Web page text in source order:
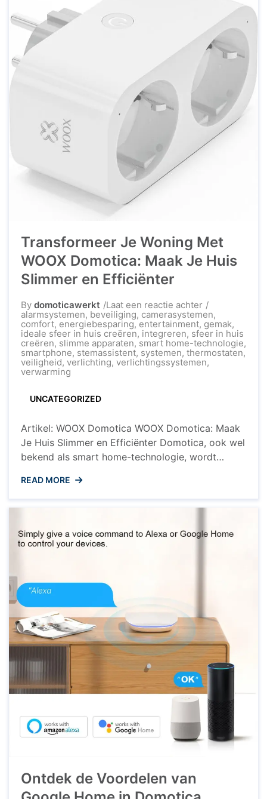
in de thuisomgeving kunnen ouderen en mensen
met ...
Transformeer Je Woning Met
WOOX Domotica: Maak Je Huis
Slimmer en Efficiënter
By domoticawerkt Laat een reactie achterop
Transformeer
Je
Woning
Met
WOOX
Domotica:
Maak
alarmsystemen, beveiliging, camerasystemen,
comfort, energiebesparing, entertainment, gemak,
ideale sfeer in huis creëren, integreren, sfeer in huis
creëren, slimme apparaten, smart home-technologie,
smartphone, stemassistent, systemen, thermostaten,
veiligheid, verlichting, verlichtingssystemen,
verwarming
UNCATEGORIZED
Artikel: WOOX Domotica WOOX Domotica: Maak
Je Huis Slimmer en Efficiënter Domotica, ook wel
bekend als smart home-technologie, wordt
woningen willen automatiseren en slimmer willen
maken. Een toonaangevend merk op het gebied
oplossingen biedt om het dagelijks leven
gemakkelijker en efficiënter te maken. ...
READ MORE
Ontdek de Voordelen van